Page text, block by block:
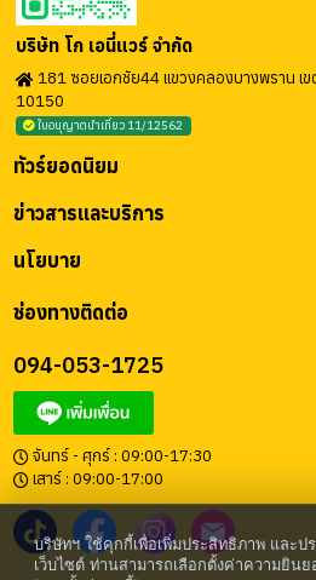
บริษัท โก เอนี่แวร์ จำกัด
181 ซอยเอกชัย44 แขวงคลองบางพราน เ
10150
ใบอนุญาตนำเที่ยว 11/12562
ช่องทางติดต่อ
094-053-1725
จันทร์ - ศุกร์ : 09:00-17:30
เสาร์ : 09:00-17:00
นโยบาย
ข่าวสารและบริการ
ทัวร์ยอดนิยม
บริษัทฯ ใช้คุกกี้เพื่อเพิ่มประสิทธิภาพ และ
เว็บไซต์ ท่านสามารถเลือกตั้งค่าความยิน